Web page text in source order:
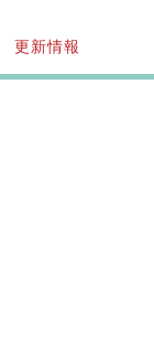
更新情報